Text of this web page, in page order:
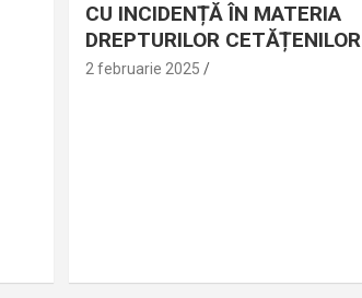
CU INCIDENȚĂ ÎN MATERIA
DREPTURILOR CETĂȚENILOR
2 februarie 2025